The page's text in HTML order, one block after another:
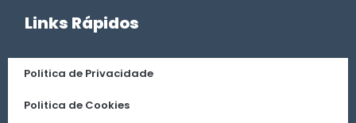
Links Rápidos
Politica de Privacidade
Politica de Cookies